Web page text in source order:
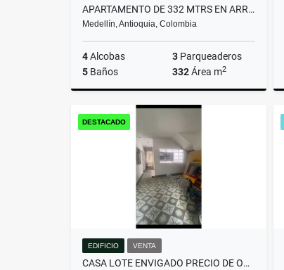
APARTAMENTO DE 332 MTRS EN ARRIENDO EN EL POBLADO, MEDELLÍN
Medellín, Antioquia, Colombia
4Alcobas 3 Parqueaderos
5 Baños 332Área m2
Arrendamiento
DESTACADO
EDIFICIO VENTA
CASA LOTE ENVIGADO PRECIO DE OPORTUNIDAD